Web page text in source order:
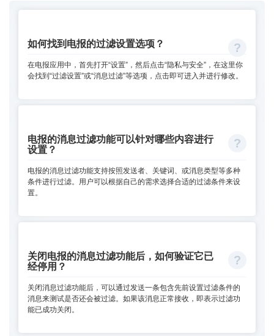
如何找到电报的过滤设置选项？
在电报应用中，首先打开“设置”，然后点击“隐私与安全”，在这里你
会找到“过滤设置”或“消息过滤”等选项，点击即可进入并进行修改。
电报的消息过滤功能可以针对哪些内容进行
设置？
电报的消息过滤功能支持按照发送者、关键词、或消息类型等多种
条件进行过滤。用户可以根据自己的需求选择合适的过滤条件来设
置。
关闭电报的消息过滤功能后，如何验证它已
经停用？
关闭消息过滤功能后，可以通过发送一条包含先前设置过滤条件的
消息来测试是否还会被过滤。如果该消息正常接收，即表示过滤功
能已成功关闭。